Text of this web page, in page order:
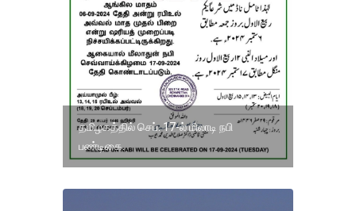
தமிழகத்தில் செப். 17-ல் மிலாடி நபி
பண்டிகை.